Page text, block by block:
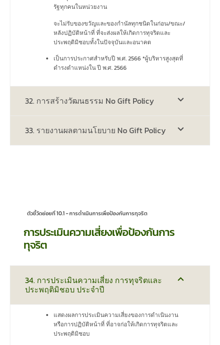
รัฐทุกคนในหน่วยงาน
จะไม่รับของขวัญและของกำนัลทุกชนิดในก่อน/ขณะ/
หลังปฏิบัติหน้าที่ ที่จะส่งผลให้เกิดการทุจริตและ
ประพฤติมิชอบทั้งในปัจจุบันและอนาคต
เป็นการประกาศสำหรับปี พ.ศ. 2566 *ผู้บริหารสูงสุดที่
ดำรงตำแหน่งใน ปี พ.ศ. 2566
32. การสร้างวัฒนธรรม No Gift Policy
33. รายงานผลตามนโยบาย No Gift Policy
ตัวชี้วัดย่อยที่ 10.1 - การดำเนินการเพื่อป้องกันการทุจริต
การประเมินความเสี่ยงเพื่อป้องกันการ
ทุจริต
34. การประเมินความเสี่ยง การทุจริตและ
ประพฤติมิชอบ ประจำปี
แสดงผลการประเมินความเสี่ยงของการดำเนินงาน
หรือการปฏิบัติหน้าที่ ที่อาจก่อให้เกิดการทุจริตและ
ประพฤติมิชอบ